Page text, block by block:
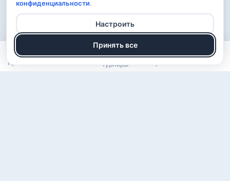
конфиденциальности.
Настроить
Принять все
Прогнозы Рейтинг Турниры Арена Войти